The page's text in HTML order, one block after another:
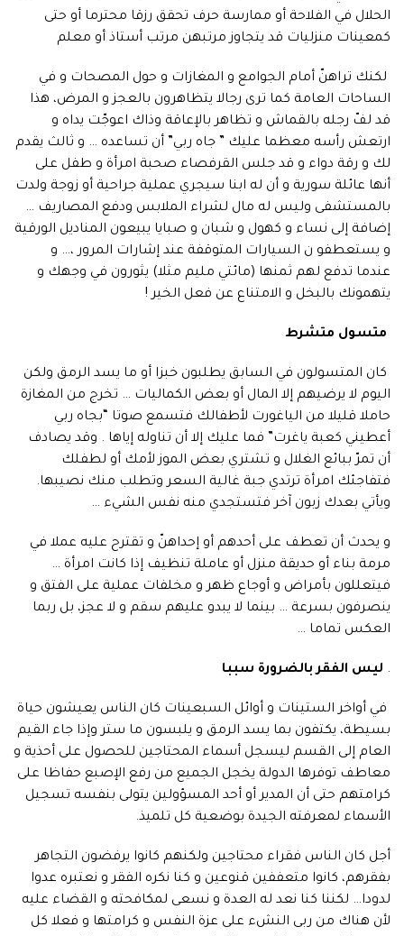
الحلال في الفلاحة أو ممارسة حرف تحقق رزقا محترما أو حتى
كمعينات منزليات قد يتجاوز مرتبهن مرتب أستاذ أو معلم
لكنك تراهنّ أمام الجوامع و المغازات و حول المصحات و في
الساحات العامة كما ترى رجالا يتظاهرون بالعجز و المرض، هذا
قد لفّ رجله بالقماش و تظاهر بالإعاقة وذاك اعوجّت يداه و
ارتعش رأسه معظما عليك ” جاه ربي” أن تساعده … و ثالث يقدم
لك و رقة دواء و قد جلس القرفصاء صحبة امرأة و طفل على
أنها عائلة سورية و أن له ابنا سيجري عملية جراحية أو زوجة ولدت
بالمستشفى وليس له مال لشراء الملابس ودفع المصاريف …
إضافة إلى نساء و كهول و شبان و صبايا يبيعون المناديل الورقية
و يستعطفو ن السيارات المتوقفة عند إشارات المرور ،… و
عندما تدفع لهم ثمنها (مائتي مليم مثلا) يثورون في وجهك و
يتهمونك بالبخل و الامتناع عن فعل الخير !
متسول متشرط
كان المتسولون في السابق يطلبون خبزا أو ما يسد الرمق ولكن
اليوم لا يرضيهم إلا المال أو بعض الكماليات … تخرج من المغازة
حاملا قليلا من الياغورت لأطفالك فتسمع صوتا “بجاه ربي
أعطيني كعبة ياغرت” فما عليك إلا أن تناوله إياها . وقد يصادف
أن تمرّ ببائع الغلال و تشتري بعض الموز لأمك أو لطفلك
فتفاجئك امرأة ترتدي جبة غالية السعر وتطلب منك نصيبها.
ويأتي بعدك زبون آخر فتستجدي منه نفس الشيء …
و يحدث أن تعطف على أحدهم أو إحداهنّ و تقترح عليه عملا في
مرمة بناء أو حديقة منزل أو عاملة تنظيف إذا كانت امرأة …
فيتعللون بأمراض و أوجاع ظهر و مخلفات عملية على الفتق و
ينصرفون بسرعة … بينما لا يبدو عليهم سقم و لا عجز، بل ربما
العكس تماما …
. ليس الفقر بالضرورة سببا
في أواخر الستينات و أوائل السبعينات كان الناس يعيشون حياة
بسيطة، يكتفون بما يسد الرمق و يلبسون ما ستر وإذا جاء القيم
العام إلى القسم ليسجل أسماء المحتاجين للحصول على أحذية و
معاطف توفرها الدولة يخجل الجميع من رفع الإصبع حفاظا على
كرامتهم حتى أن المدير أو أحد المسؤولين يتولى بنفسه تسجيل
الأسماء لمعرفته الجيدة بوضعية كل تلميذ.
أجل كان الناس فقراء محتاجين ولكنهم كانوا يرفضون التجاهر
بفقرهم، كانوا متعففين قنوعين و كنا نكره الفقر و نعتبره عدوا
لدودا… لكننا كنا نعد له العدة و نسعى لمكافحته و القضاء عليه
لأن هناك من ربى النشء على عزة النفس و كرامتها و فعلا كل